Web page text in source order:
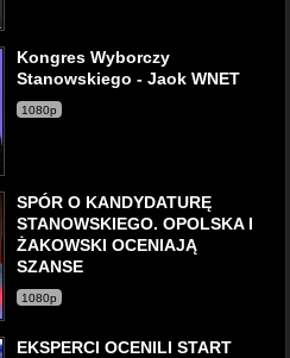
Kongres Wyborczy
Stanowskiego - Jaok WNET
1080p
SPÓR O KANDYDATURĘ
STANOWSKIEGO. OPOLSKA I
ŻAKOWSKI OCENIAJĄ
SZANSE
1080p
EKSPERCI OCENILI START